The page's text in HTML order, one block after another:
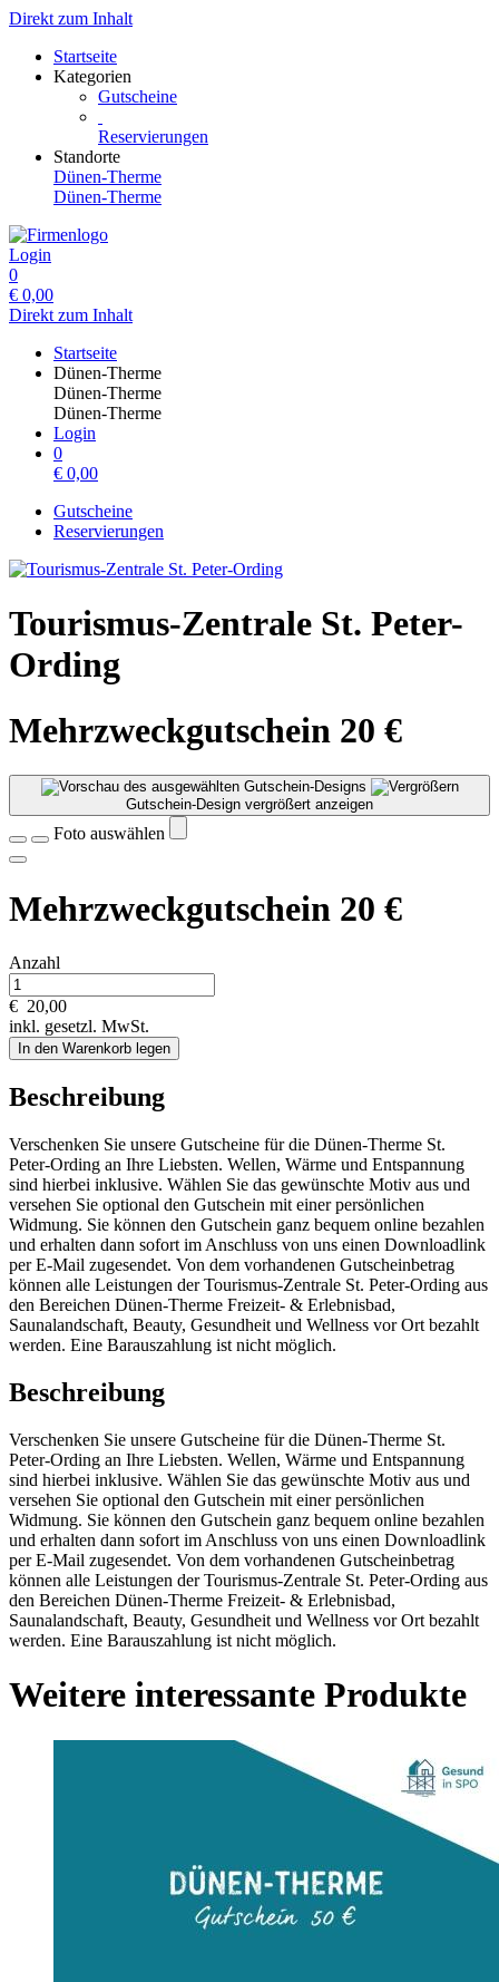
Direkt zum Inhalt
Startseite
Kategorien
Gutscheine
Reservierungen
Standorte
Dünen-Therme
Dünen-Therme
Login
0
€ 0,00
Direkt zum Inhalt
Startseite
Dünen-Therme
Dünen-Therme
Dünen-Therme
Login
0
€ 0,00
Gutscheine
Reservierungen
Tourismus-Zentrale St. Peter-
Ording
Mehrzweckgutschein 20 €
Gutschein-Design vergrößert anzeigen
Foto auswählen
Mehrzweckgutschein 20 €
Anzahl
€ 20,00
inkl. gesetzl. MwSt.
In den Warenkorb legen
Beschreibung
Verschenken Sie unsere Gutscheine für die Dünen-Therme St.
Peter-Ording an Ihre Liebsten. Wellen, Wärme und Entspannung
sind hierbei inklusive. Wählen Sie das gewünschte Motiv aus und
versehen Sie optional den Gutschein mit einer persönlichen
Widmung. Sie können den Gutschein ganz bequem online bezahlen
und erhalten dann sofort im Anschluss von uns einen Downloadlink
per E-Mail zugesendet. Von dem vorhandenen Gutscheinbetrag
können alle Leistungen der Tourismus-Zentrale St. Peter-Ording aus
den Bereichen Dünen-Therme Freizeit- & Erlebnisbad,
Saunalandschaft, Beauty, Gesundheit und Wellness vor Ort bezahlt
werden. Eine Barauszahlung ist nicht möglich.
Beschreibung
Verschenken Sie unsere Gutscheine für die Dünen-Therme St.
Peter-Ording an Ihre Liebsten. Wellen, Wärme und Entspannung
sind hierbei inklusive. Wählen Sie das gewünschte Motiv aus und
versehen Sie optional den Gutschein mit einer persönlichen
Widmung. Sie können den Gutschein ganz bequem online bezahlen
und erhalten dann sofort im Anschluss von uns einen Downloadlink
per E-Mail zugesendet. Von dem vorhandenen Gutscheinbetrag
können alle Leistungen der Tourismus-Zentrale St. Peter-Ording aus
den Bereichen Dünen-Therme Freizeit- & Erlebnisbad,
Saunalandschaft, Beauty, Gesundheit und Wellness vor Ort bezahlt
werden. Eine Barauszahlung ist nicht möglich.
Weitere interessante Produkte